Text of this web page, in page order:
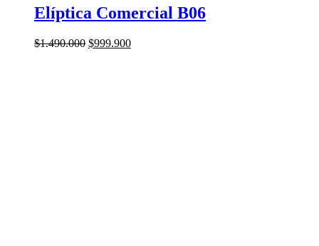
Elíptica Comercial B06
$1.490.000 El
$999.900El